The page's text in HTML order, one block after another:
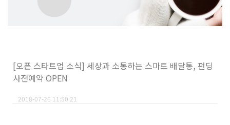
[오픈 스타트업 소식] 세상과 소통하는 스마트 배달통, 펀딩
사전예약 OPEN
2018-07-26 11:50:21